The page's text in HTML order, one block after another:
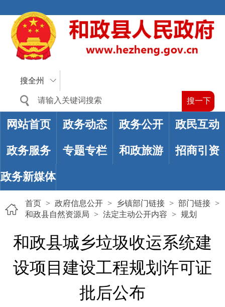
搜全州
网站首页 政务动态 政务公开 政民互动
政务服务 专题专栏 和政旅游 招商引资
政务新媒体
首页 > 政府信息公开 > 乡镇部门链接 > 部门链接 >
和政县自然资源局 > 法定主动公开内容 > 规划
和政县城乡垃圾收运系统建
设项目建设工程规划许可证
批后公布